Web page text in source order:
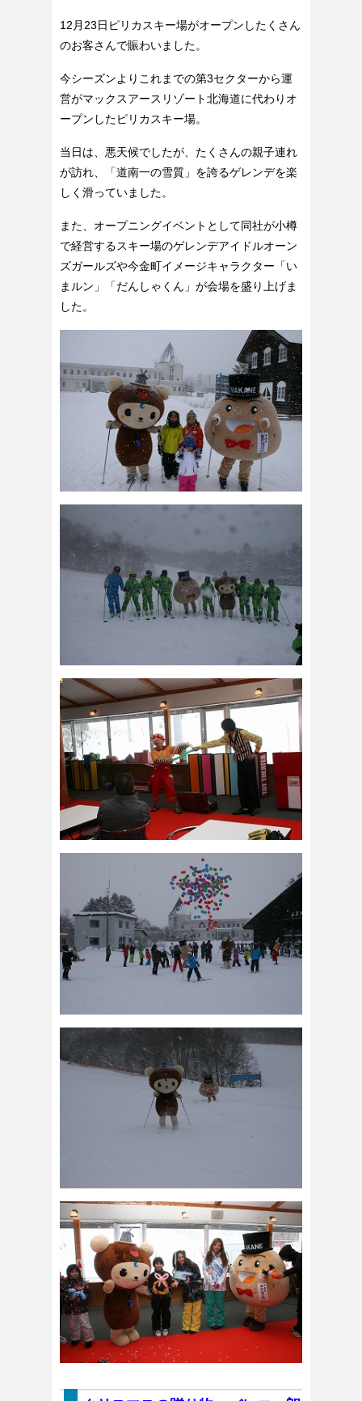
12月23日ピリカスキー場がオープンしたくさん
のお客さんで賑わいました。
今シーズンよりこれまでの第3セクターから運
営がマックスアースリゾート北海道に代わりオ
ープンしたピリカスキー場。
当日は、悪天候でしたが、たくさんの親子連れ
が訪れ、「道南一の雪質」を誇るゲレンデを楽
しく滑っていました。
また、オープニングイベントとして同社が小樽
で経営するスキー場のゲレンデアイドルオーン
ズガールズや今金町イメージキャラクター「い
まルン」「だんしゃくん」が会場を盛り上げま
した。